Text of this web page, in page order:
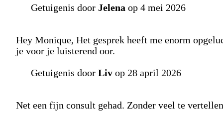
Getuigenis door Jelena op 4 mei 2026
Hey Monique, Het gesprek heeft me enorm
je voor je luisterend oor.
Getuigenis door Liv op 28 april 2026
Net een fijn consult gehad. Zonder veel te